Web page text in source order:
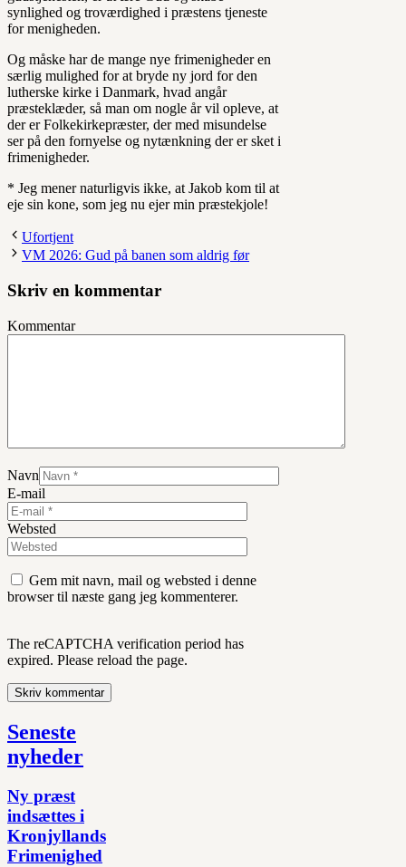
synlighed og troværdighed i præstens tjeneste
for menigheden.
Og måske har de mange nye frimenigheder en
særlig mulighed for at bryde ny jord for den
lutherske kirke i Danmark, hvad angår
præsteklæder, så man om nogle år vil opleve, at
der er Folkekirkepræster, der med misundelse
ser på den fornyelse og nytænkning der er sket i
frimenigheder.
* Jeg mener naturligvis ikke, at Jakob kom til at
eje sin kone, som jeg nu ejer min præstekjole!
Ufortjent
VM 2026: Gud på banen som aldrig før
Skriv en kommentar
Kommentar
Navn
E-mail
Websted
Gem mit navn, mail og websted i denne
browser til næste gang jeg kommenterer.
The reCAPTCHA verification period has
expired. Please reload the page.
Seneste
nyheder
Ny præst
indsættes i
Kronjyllands
Frimenighed